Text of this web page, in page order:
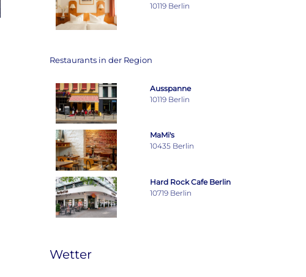
10119 Berlin
Restaurants in der Region
Ausspanne
10119 Berlin
MaMi's
10435 Berlin
Hard Rock Cafe Berlin
10719 Berlin
Wetter